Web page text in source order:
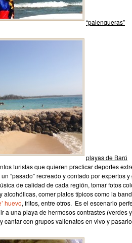
“palenqueras”
playas de Barú
turistas que quieren practicar deportes
“pasado” recreado y contado por expertos
de calidad de cada región, tomar fotos
alcohólicas, comer platos típicos como la
huevo, fritos, entre otros. Es el escenario
a una playa de hermosos contrastes (verdes
cantar con grupos vallenatos en vivo y